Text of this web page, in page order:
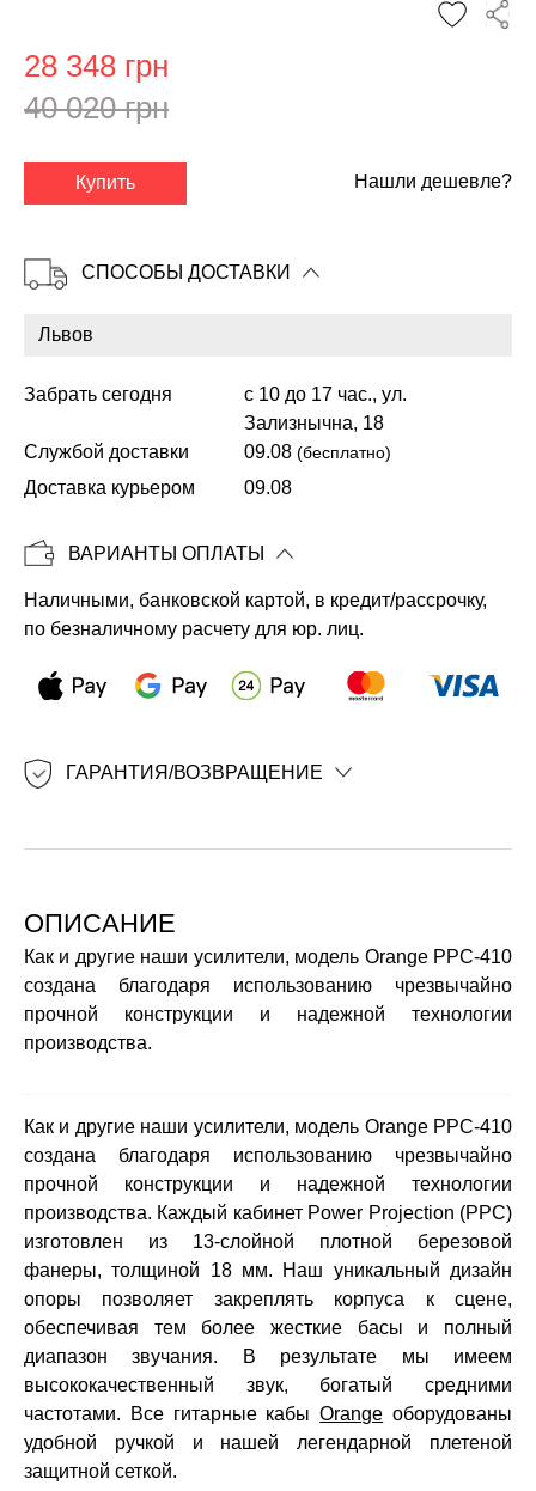
Копировать
28 348 грн
40 020 грн
Купить Нашли дешевле?
СПОСОБЫ ДОСТАВКИ
Забрать сегодня
с 10 до 17 час., ул.
Зализнычна, 18
Службой доставки
09.08 (бесплатно)
Доставка курьером 09.08
ВАРИАНТЫ ОПЛАТЫ
Наличными, банковской картой, в кредит/рассрочку,
по безналичному расчету для юр. лиц.
ГАРАНТИЯ/ВОЗВРАЩЕНИЕ
ОПИСАНИЕ
Как и другие наши усилители, модель Orange PPC-410
создана благодаря использованию чрезвычайно
прочной конструкции и надежной технологии
производства.
Как и другие наши усилители, модель Orange PPC-410
создана благодаря использованию чрезвычайно
прочной конструкции и надежной технологии
производства. Каждый кабинет Power Projection (PPC)
изготовлен из 13-слойной плотной березовой
фанеры, толщиной 18 мм. Наш уникальный дизайн
опоры позволяет закреплять корпуса к сцене,
обеспечивая тем более жесткие басы и полный
диапазон звучания. В результате мы имеем
высококачественный звук, богатый средними
частотами. Все гитарные кабыOrange оборудованы
удобной ручкой и нашей легендарной плетеной
защитной сеткой.